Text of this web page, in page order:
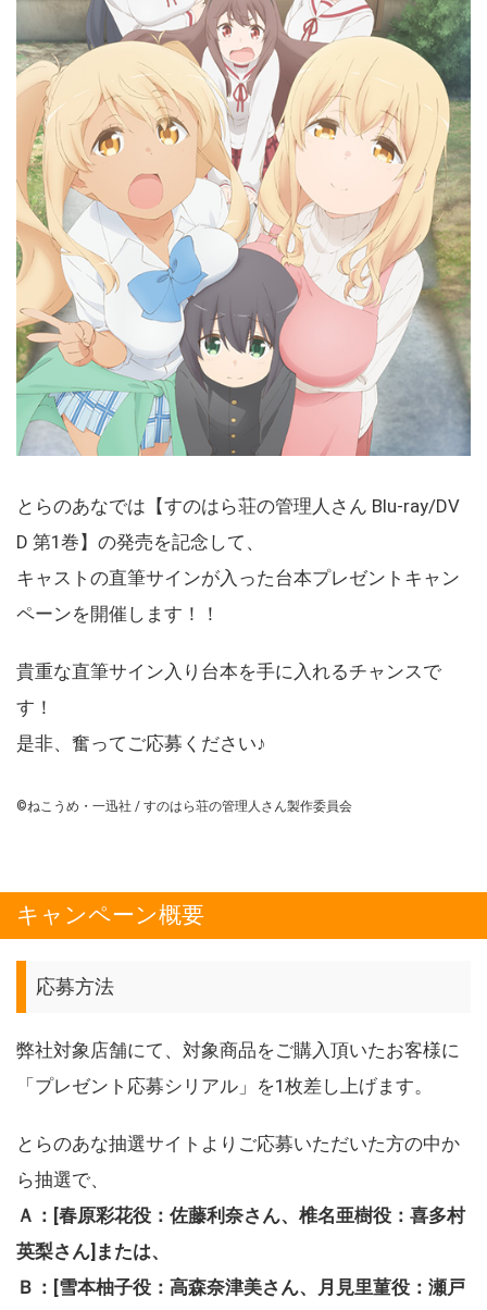
とらのあなでは【すのはら荘の管理人さん Blu-ray/DV
D 第1巻】の発売を記念して、
キャストの直筆サインが入った台本プレゼントキャン
ペーンを開催します！！
貴重な直筆サイン入り台本を手に入れるチャンスで
す！
是非、奮ってご応募ください♪
©ねこうめ・一迅社 / すのはら荘の管理人さん製作委員会
キャンペーン概要
応募方法
弊社対象店舗にて、対象商品をご購入頂いたお客様に
「プレゼント応募シリアル」を1枚差し上げます。
とらのあな抽選サイトよりご応募いただいた方の中か
ら抽選で、
Ａ：[春原彩花役：佐藤利奈さん、椎名亜樹役：喜多村
英梨さん]または、
Ｂ：[雪本柚子役：高森奈津美さん、月見里菫役：瀬戸